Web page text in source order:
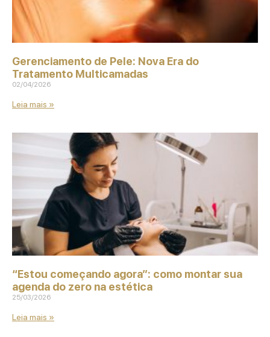
Gerenciamento de Pele: Nova Era do
Tratamento Multicamadas
02/04/2026
Leia mais »
“Estou começando agora”: como montar sua
agenda do zero na estética
25/03/2026
Leia mais »